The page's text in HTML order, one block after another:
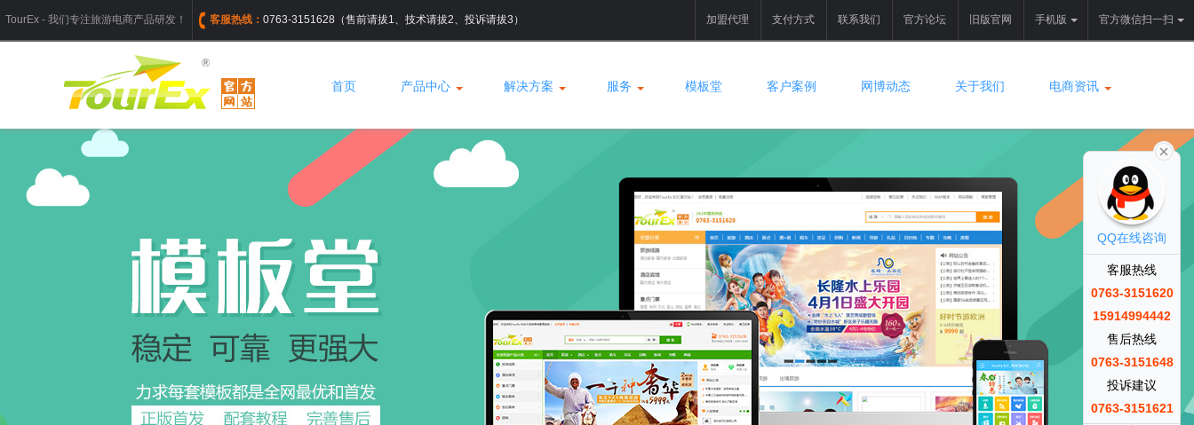
TourEx - 我们专注旅游电商产品研发！ 客服热线： 0763-3151628（售前请拔1、技术请拔2、投诉请拔3） 加盟代理 支付方式 联系我们 官方论坛 旧版官网 手机版 官方微信扫一扫
首页 产品中心 解决方案 服务 模板堂 客户案例 网博动态 关于我们 电商资讯
QQ在线咨询
客服热线
0763-3151620
15914994442
售后热线
0763-3151648
投诉建议
0763-3151621